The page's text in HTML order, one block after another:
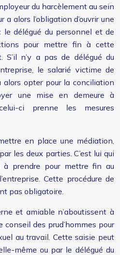
du harcèlement au sein
a alors l’obligation d’ouvrir une
le délégué du personnel et de
pour mettre fin à cette
S’il n’y a pas de délégué du
le salarié victime de
alors opter pour la conciliation
une mise en demeure à
ci prenne les mesures
en place une médiation,
les deux parties. C’est lui qui
à prendre pour mettre fin au
Cette procédure de
pas obligatoire.
et amiable n’aboutissent à
conseil des prud’hommes pour
au travail. Cette saisie peut
même ou par le délégué du